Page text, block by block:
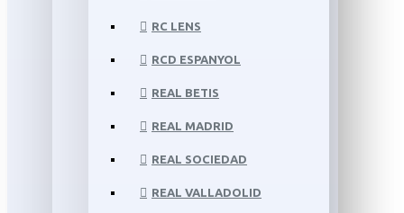
RC LENS
RCD ESPANYOL
REAL BETIS
REAL MADRID
REAL SOCIEDAD
REAL VALLADOLID